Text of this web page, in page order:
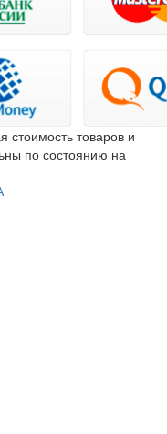
товаров и
по состоянию на